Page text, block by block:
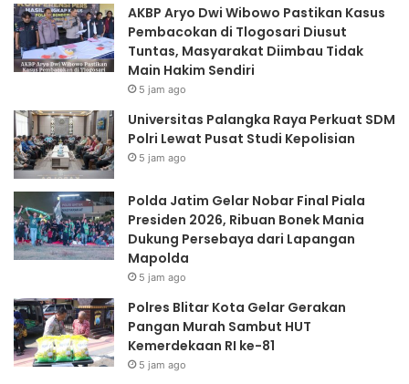
Persebaya
dari
Lapangan
Mapolda
AKBP Aryo Dwi Wibowo Pastikan Kasus
Pembacokan di Tlogosari Diusut
Tuntas, Masyarakat Diimbau Tidak
Main Hakim Sendiri
5 jam ago
Universitas Palangka Raya Perkuat SDM
Polri Lewat Pusat Studi Kepolisian
5 jam ago
Polda Jatim Gelar Nobar Final Piala
Presiden 2026, Ribuan Bonek Mania
Dukung Persebaya dari Lapangan
Mapolda
5 jam ago
Polres Blitar Kota Gelar Gerakan
Pangan Murah Sambut HUT
Kemerdekaan RI ke-81
5 jam ago